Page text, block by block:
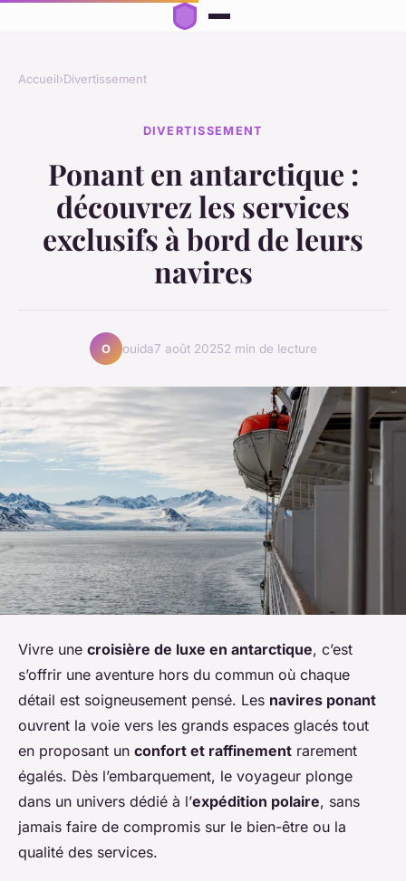
Accueil›Divertissement
DIVERTISSEMENT
Ponant en antarctique :
découvrez les services
exclusifs à bord de leurs
navires
O ouida7 août 20252 min de lecture
Vivre une croisière de luxe en antarctique, c’est
s’offrir une aventure hors du commun où chaque
détail est soigneusement pensé. Les navires ponant
ouvrent la voie vers les grands espaces glacés tout
en proposant un confort et raffinement rarement
égalés. Dès l’embarquement, le voyageur plonge
dans un univers dédié à l’expédition polaire, sans
jamais faire de compromis sur le bien-être ou la
qualité des services.